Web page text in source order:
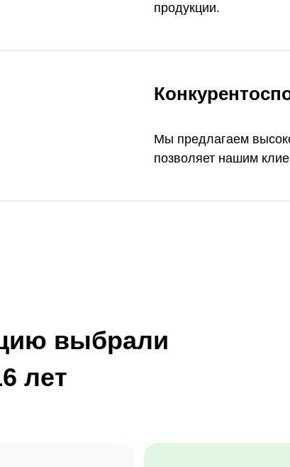
продукции.
Мы предлагаем
позволяет нашим
выбрали
лет